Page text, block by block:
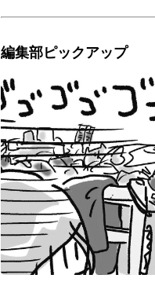
編集部ピックアップ